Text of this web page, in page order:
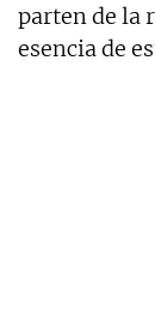
parten de la
esencia de